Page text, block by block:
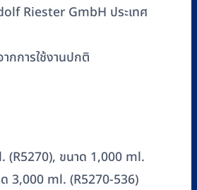
Riester GmbH ประเทศ
กการใช้งานปกติ
(R5270), ขนาด 1,000 ml.
3,000 ml. (R5270-536)